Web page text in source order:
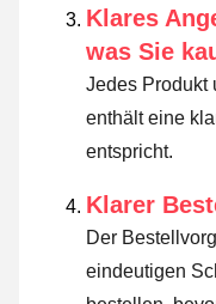
Klares
was Sie
Jedes Produkt
enthält eine
entspricht.
Klarer
Der
eindeutigen